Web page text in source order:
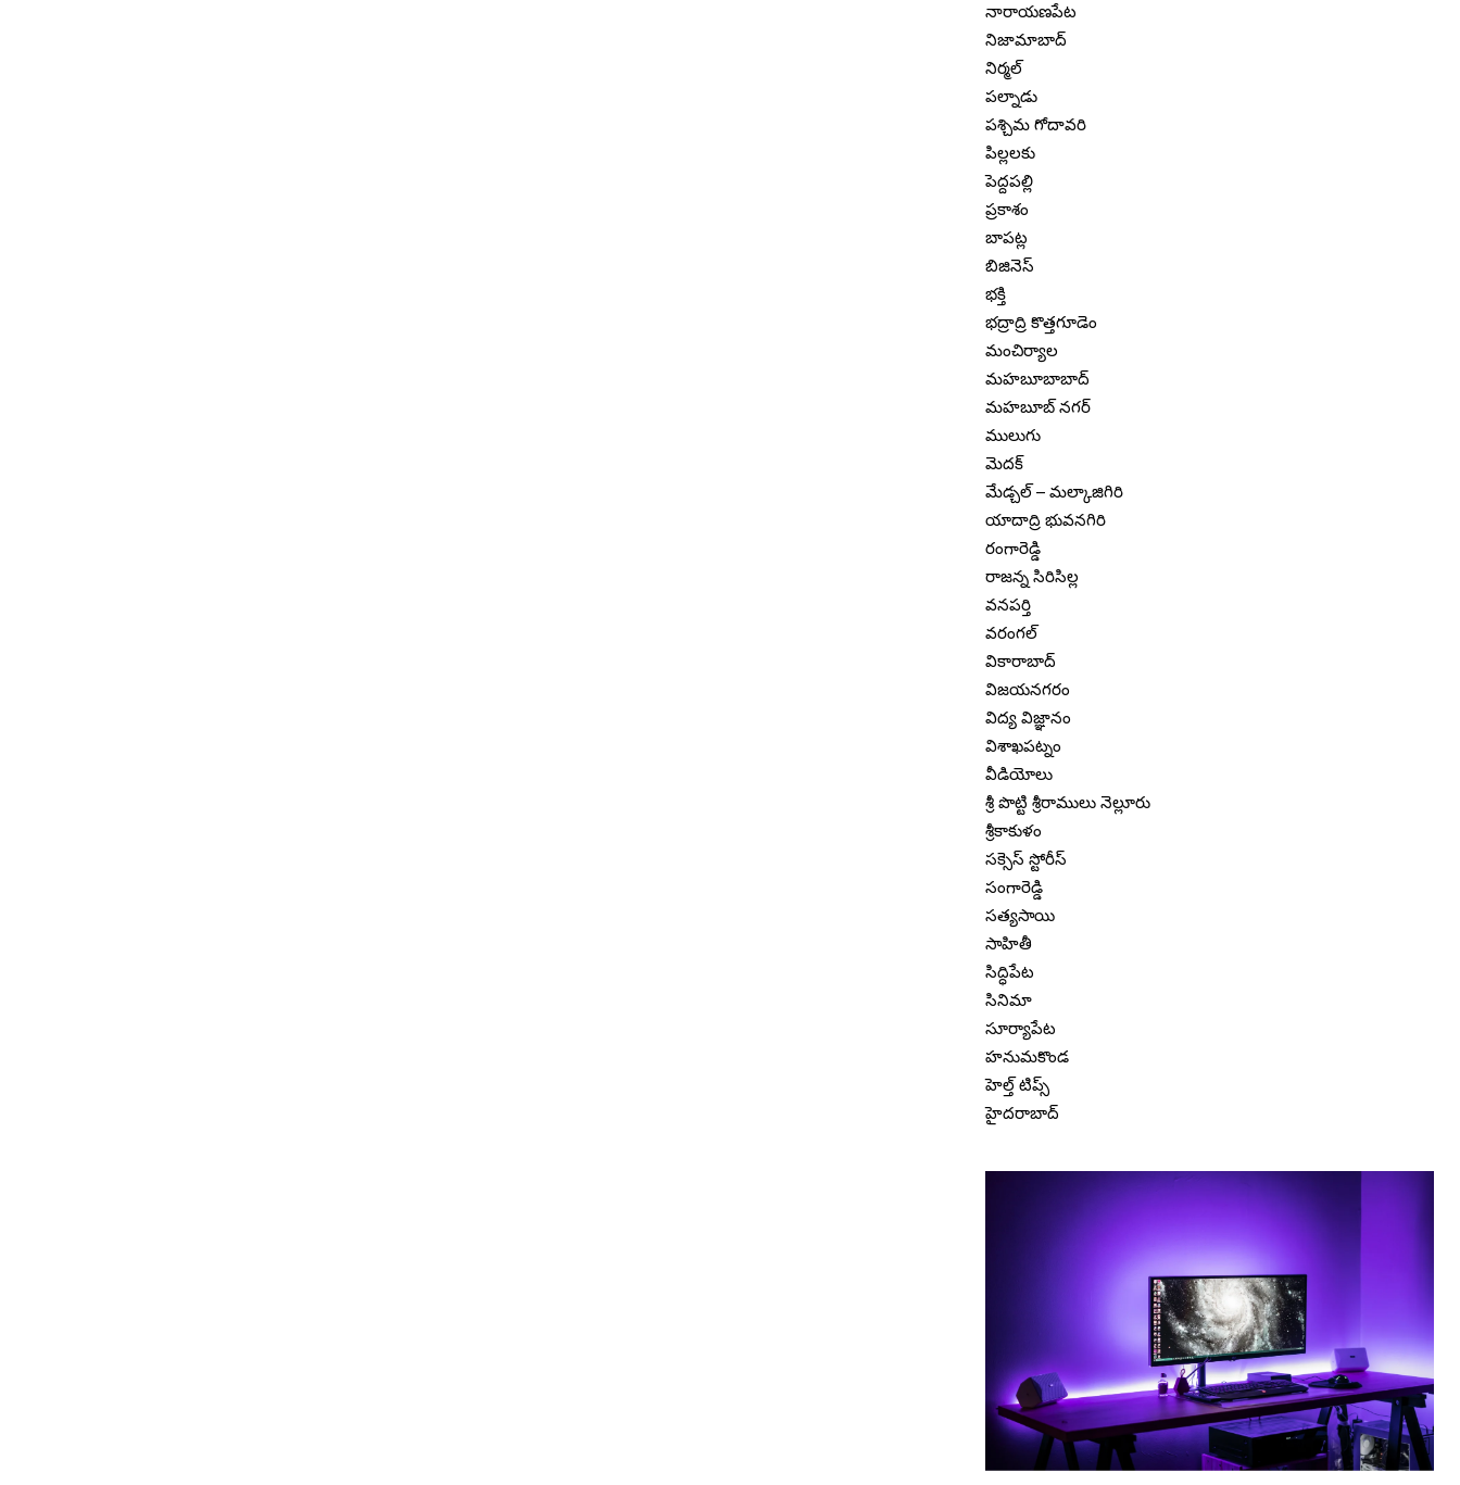
నారాయణపేట
నిజామాబాద్
నిర్మల్
పల్నాడు
పశ్చిమ గోదావరి
పిల్లలకు
పెద్దపల్లి
ప్రకాశం
బాపట్ల
బిజినెస్
భక్తి
భద్రాద్రి కొత్తగూడెం
మంచిర్యాల
మహబూబాబాద్
మహబూబ్ నగర్
ములుగు
మెదక్
మేడ్చల్ – మల్కాజిగిరి
యాదాద్రి భువనగిరి
రంగారెడ్డి
రాజన్న సిరిసిల్ల
వనపర్తి
వరంగల్
వికారాబాద్
విజయనగరం
విద్య విజ్ఞానం
విశాఖపట్నం
వీడియోలు
శ్రీ పొట్టి శ్రీరాములు నెల్లూరు
శ్రీకాకుళం
సక్సెస్ స్టోరీస్
సంగారెడ్డి
సత్యసాయి
సాహితీ
సిద్ధిపేట
సినిమా
సూర్యాపేట
హనుమకొండ
హెల్త్ టిప్స్
హైదరాబాద్